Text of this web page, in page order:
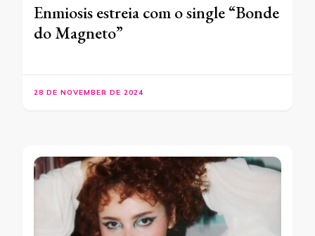
Enmiosis estreia com o single “Bonde
do Magneto”
28 DE NOVEMBER DE 2024